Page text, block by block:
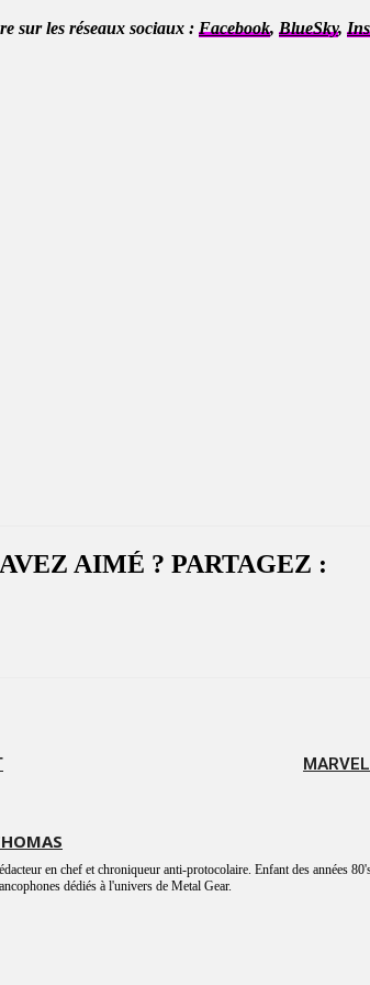
sur les réseaux sociaux : Facebook, BlueSky,
AIMÉ ? PARTAGEZ :
en chef et chroniqueur anti-protocolaire. Enfant des années
dédiés à l'univers de Metal Gear.